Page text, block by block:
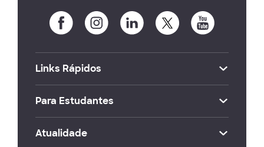
Links Rápidos
Para Estudantes
Atualidade